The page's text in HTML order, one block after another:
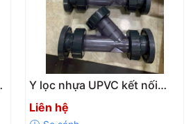
Y lọc nhựa UPVC kết nối
mặt bích DN15–DN100 – Lọc
cặn hiệu quả
Liên hệ